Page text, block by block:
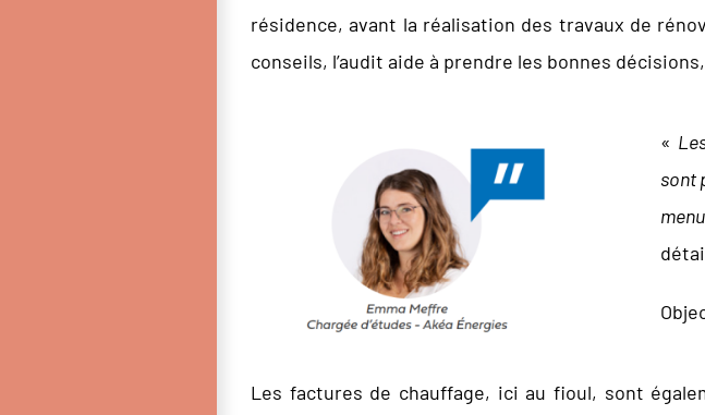
résidence, avant la réalisation des travaux de
conseils, l’audit aide à prendre les bonnes
«
sont
Les factures de chauffage, ici au fioul, sont